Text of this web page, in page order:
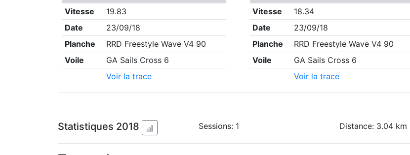
Vitesse
19.83
Date
23/09/18
Planche
RRD Freestyle Wave V4 90
Voile
GA Sails Cross 6
Voir la trace
Vitesse
18.34
Date
23/09/18
Planche
RRD Freestyle Wave V4 90
Voile
GA Sails Cross 6
Voir la trace
Statistiques 2018 Sessions: 1 Distance: 3.04 km